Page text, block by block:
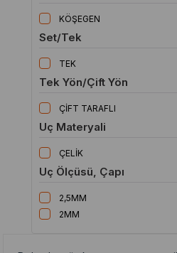
KÖŞEGEN
Set/Tek
TEK
Tek Yön/Çift Yön
ÇİFT TARAFLI
Uç Materyali
ÇELİK
Uç Ölçüsü, Çapı
2,5MM
2MM